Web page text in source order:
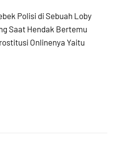
Polisi di Sebuah Loby
Saat Hendak Bertemu
Onlinenya Yaitu